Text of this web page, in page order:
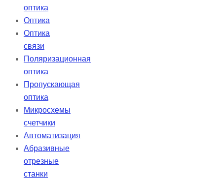
оптика
Оптика
Оптика
связи
Поляризационная
оптика
Пропускающая
оптика
Микросхемы
счетчики
Автоматизация
Абразивные
отрезные
станки